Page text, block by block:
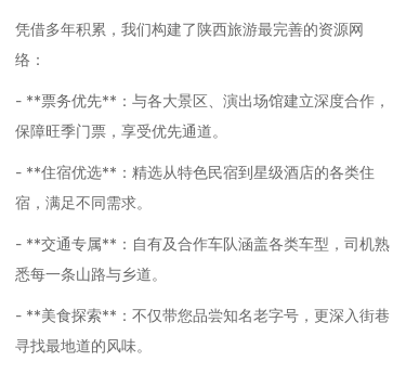
凭借多年积累，我们构建了陕西旅游最完善的资源网
络：
- **票务优先**：与各大景区、演出场馆建立深度合作，
保障旺季门票，享受优先通道。
- **住宿优选**：精选从特色民宿到星级酒店的各类住
宿，满足不同需求。
- **交通专属**：自有及合作车队涵盖各类车型，司机熟
悉每一条山路与乡道。
- **美食探索**：不仅带您品尝知名老字号，更深入街巷
寻找最地道的风味。